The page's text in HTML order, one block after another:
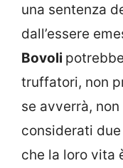
una sentenza
dall’essere
Bovoli
truffatori, non
se avverrà,
considerati
che la loro vita